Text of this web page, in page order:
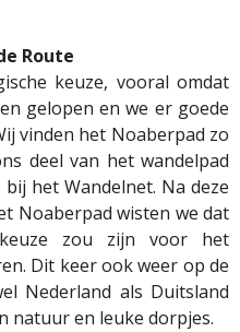
Route
keuze, vooral omdat
gelopen en we er goede
vinden het Noaberpad zo
deel van het wandelpad
het Wandelnet. Na deze
Noaberpad wisten we dat
zou zijn voor het
Dit keer ook weer op de
Nederland als Duitsland
natuur en leuke dorpjes.